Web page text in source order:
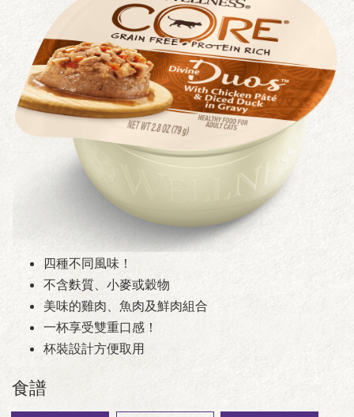
四種不同風味！
不含麩質、小麥或穀物
美味的雞肉、魚肉及鮮肉組合
一杯享受雙重口感！
杯裝設計方便取用
食譜